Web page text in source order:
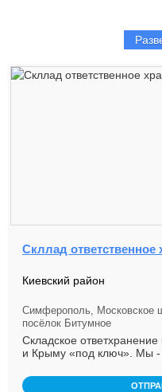
Скллад
Киевский район
Симферополь, Московское
посёлок Битумное
Складское
и Крыму «под ключ». Мы -